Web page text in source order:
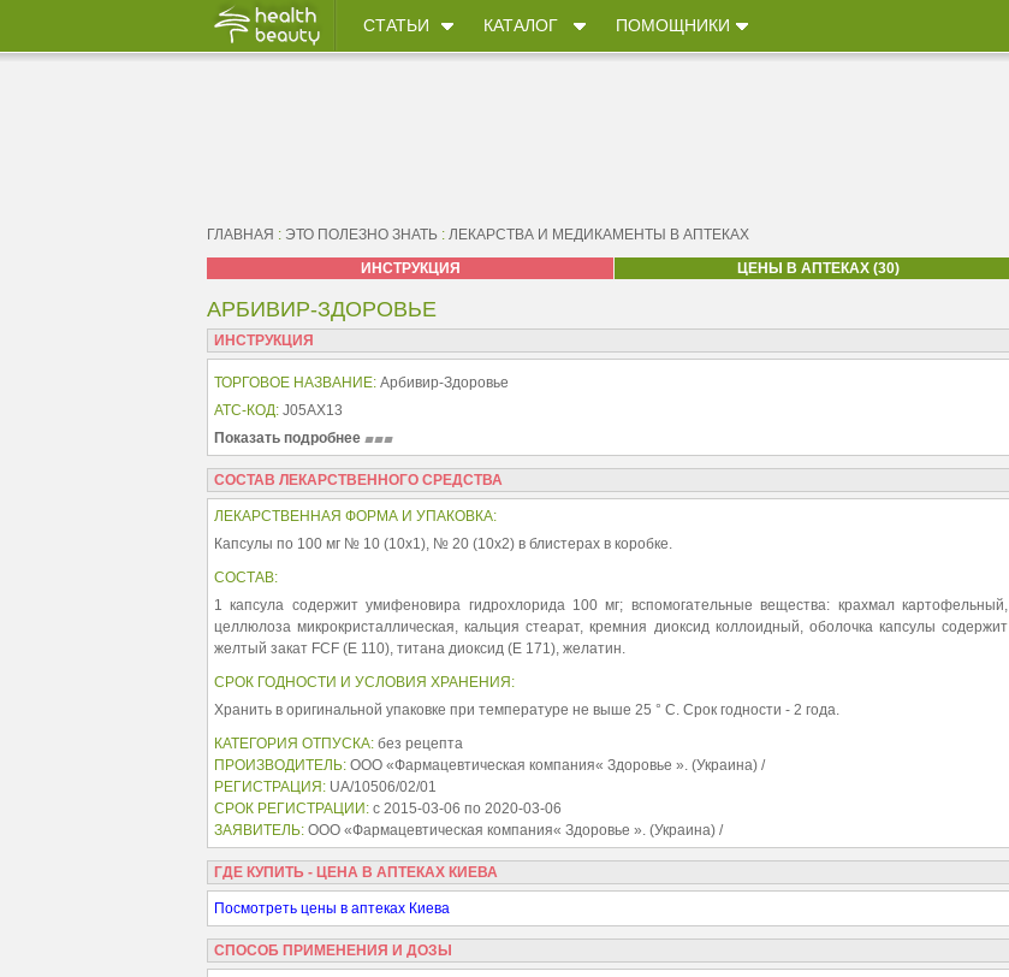
СТАТЬИ КАТАЛОГ ПОМОЩНИКИ
ГЛАВНАЯ : ЭТО ПОЛЕЗНО ЗНАТЬ : ЛЕКАРСТВА И МЕДИКАМЕНТЫ В АПТЕКАХ
ИНСТРУКЦИЯ
ЦЕНЫ В АПТЕКАХ (30)
АРБИВИР-ЗДОРОВЬЕ
ИНСТРУКЦИЯ
ТОРГОВОЕ НАЗВАНИЕ: Арбивир-Здоровье
АТС-КОД: J05AX13
Показать подробнее
СОСТАВ ЛЕКАРСТВЕННОГО СРЕДСТВА
ЛЕКАРСТВЕННАЯ ФОРМА И УПАКОВКА:
Капсулы по 100 мг № 10 (10х1), № 20 (10х2) в блистерах в коробке.
СОСТАВ:
1 капсула содержит умифеновира гидрохлорида 100 мг; вспомогательные вещества: крахмал картофельный,
целлюлоза микрокристаллическая, кальция стеарат, кремния диоксид коллоидный, оболочка капсулы содержит
желтый закат FCF (Е 110), титана диоксид (Е 171), желатин.
СРОК ГОДНОСТИ И УСЛОВИЯ ХРАНЕНИЯ:
Хранить в оригинальной упаковке при температуре не выше 25 ° С. Срок годности - 2 года.
КАТЕГОРИЯ ОТПУСКА: без рецепта
ПРОИЗВОДИТЕЛЬ: ООО «Фармацевтическая компания« Здоровье ». (Украина) /
РЕГИСТРАЦИЯ: UA/10506/02/01
СРОК РЕГИСТРАЦИИ: с 2015-03-06 по 2020-03-06
ЗАЯВИТЕЛЬ: ООО «Фармацевтическая компания« Здоровье ». (Украина) /
ГДЕ КУПИТЬ - ЦЕНА В АПТЕКАХ КИЕВА
Посмотреть цены в аптеках Киева
СПОСОБ ПРИМЕНЕНИЯ И ДОЗЫ